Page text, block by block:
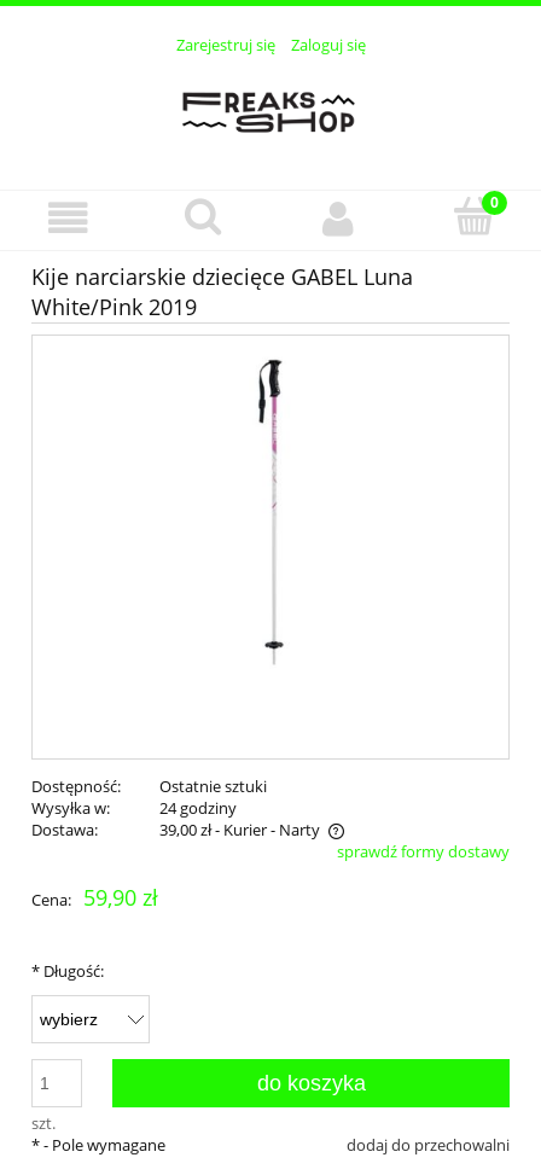
Zarejestruj się Zaloguj się
Kije narciarskie dziecięce GABEL Luna
White/Pink 2019
Dostępność:
Ostatnie sztuki
Wysyłka w:
24 godziny
Dostawa:
39,00 zł- Kurier - Narty
Cena nie zawiera ewentualnych kosztów płatnościsprawdź formy dostawy
Cena: 59,90 zł
* Długość:
szt.
do koszyka
dodaj do przechowalni
*- Pole wymagane